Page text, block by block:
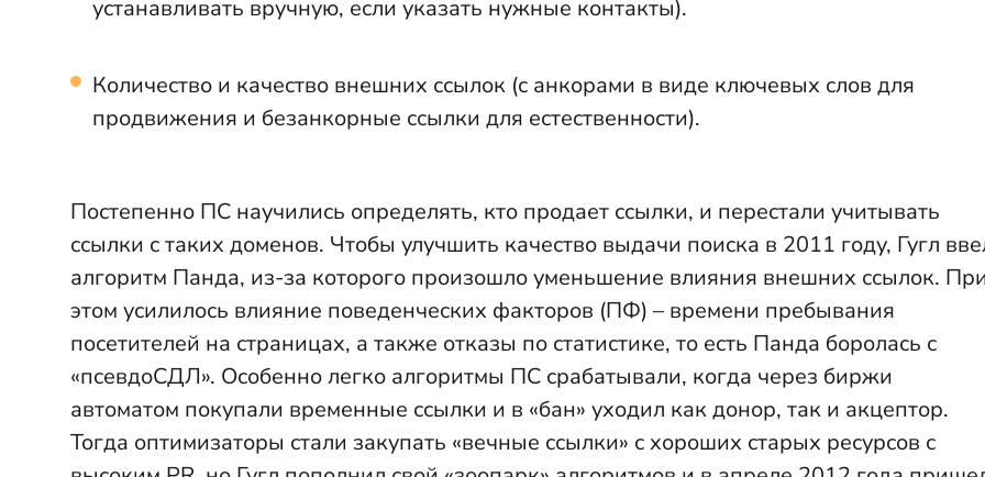
устанавливать вручную, если указать нужные контакты).
Количество и качество внешних ссылок (с анкорами в виде ключевых слов для
продвижения и безанкорные ссылки для естественности).
Постепенно ПС научились определять, кто продает ссылки, и перестали учитывать
ссылки с таких доменов. Чтобы улучшить качество выдачи поиска в 2011 году, Гугл
алгоритм Панда, из-за которого произошло уменьшение влияния внешних ссылок. При
этом усилилось влияние поведенческих факторов (ПФ) – времени пребывания
посетителей на страницах, а также отказы по статистике, то есть Панда боролась с
«псевдоСДЛ». Особенно легко алгоритмы ПС срабатывали, когда через биржи
автоматом покупали временные ссылки и в «бан» уходил как донор, так и акцептор.
Тогда оптимизаторы стали закупать «вечные ссылки» с хороших старых ресурсов с